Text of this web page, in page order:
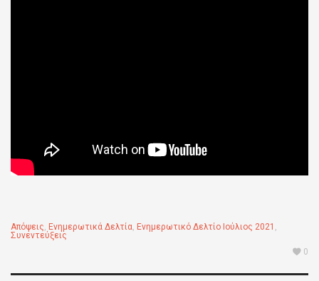
Απόψεις, Ενημερωτικά Δελτία, Ενημερωτικό Δελτίο Ιούλιος 2021 ,
Συνεντεύξεις
0